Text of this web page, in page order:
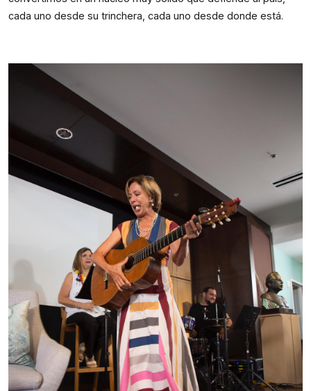
cada uno desde su trinchera, cada uno desde donde está.